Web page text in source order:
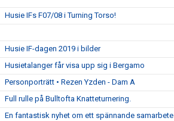
Husie IFs F07/08 i Turning Torso!
Husie IF-dagen 2019 i bilder
Husietalanger får visa upp sig i Bergamo
Personporträtt • Rezen Yzden - Dam A
Full rulle på Bulltofta Knatteturnering.
En fantastisk nyhet om ett spännande samarbete